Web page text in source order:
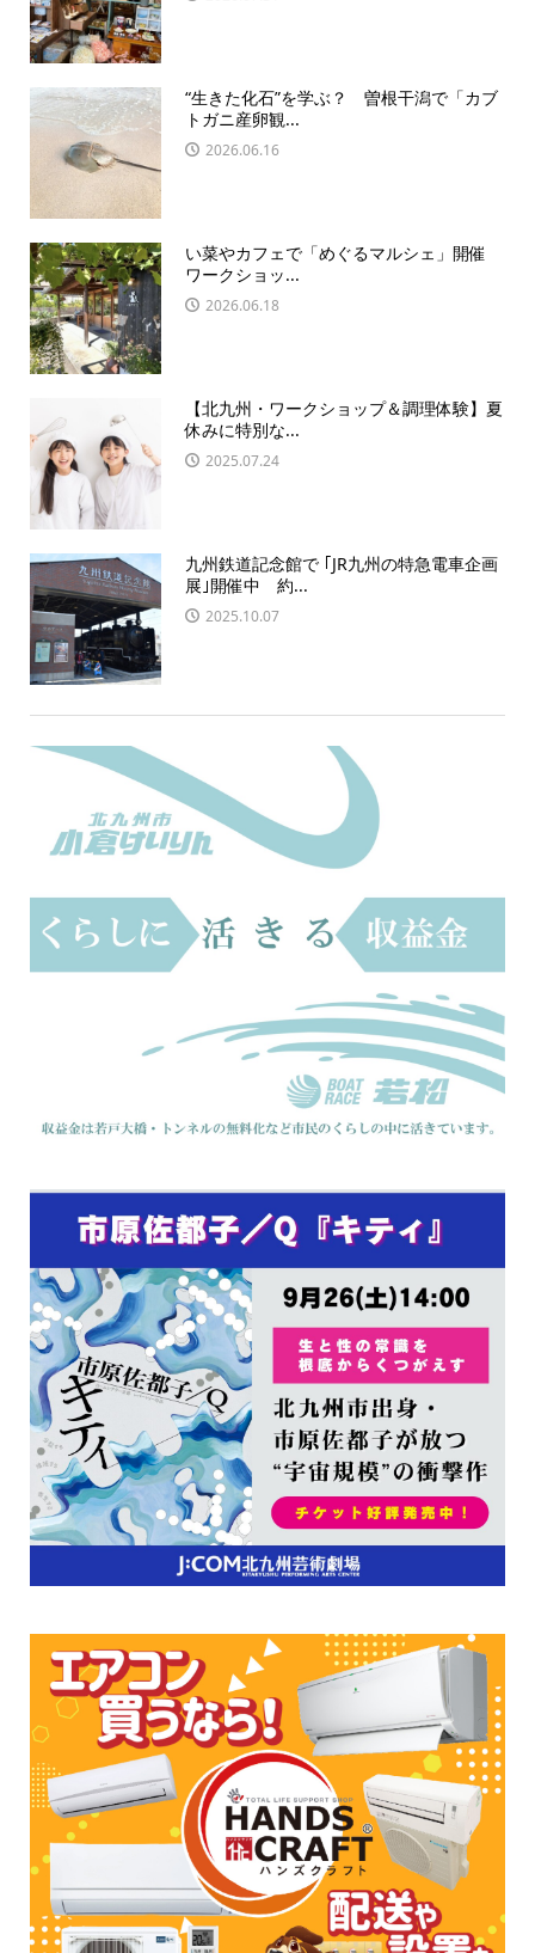
“生きた化石”を学ぶ？ 曽根干潟で「カブ
トガニ産卵観...
2026.06.16
い菜やカフェで「めぐるマルシェ」開催
ワークショッ...
2026.06.18
【北九州・ワークショップ＆調理体験】夏
休みに特別な...
2025.07.24
九州鉄道記念館で ｢JR九州の特急電車企画
展｣開催中 約...
2025.10.07